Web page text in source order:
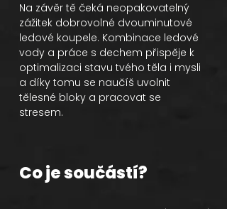
Na závěr tě čeká neopakovatelný
zážitek dobrovolné dvouminutové
ledové koupele. Kombinace ledové
vody a práce s dechem přispěje k
optimalizaci stavu tvého těla i mysli
a díky tomu se naučíš uvolnit
tělesné bloky a pracovat se
stresem.
Co je součástí?